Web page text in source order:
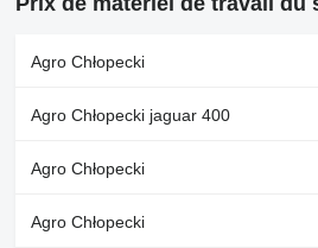
Agro Chłopecki
Agro Chłopecki jaguar 400
Agro Chłopecki
Agro Chłopecki